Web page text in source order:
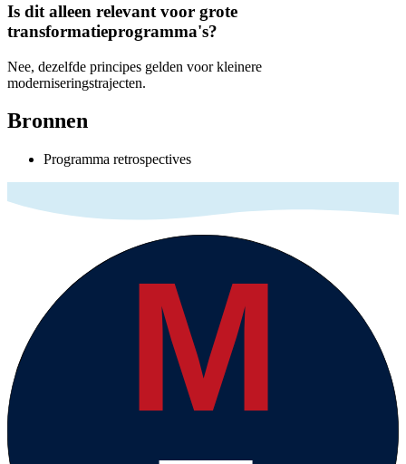
Is dit alleen relevant voor grote
transformatieprogramma's?
Nee, dezelfde principes gelden voor kleinere
moderniseringstrajecten.
Bronnen
Programma retrospectives